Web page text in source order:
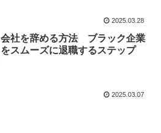
2025.03.28
会社を辞める方法 ブラック企業
をスムーズに退職するステップ
2025.03.07